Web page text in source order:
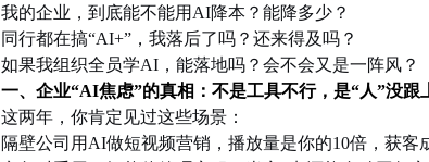
我的企业，到底能不能用 AI降本？能降多少？
同行都在搞“AI+”，我落后了吗？还来得及吗？
如果我组织全员学AI，能落地吗？会不会又是一阵风？
一、企业“AI焦虑”的真相：不是工具不行，是“人”没跟
这两年，你肯定见过这些场景：
隔壁公司用 AI做短视频营销，播放量是你的10倍，获客